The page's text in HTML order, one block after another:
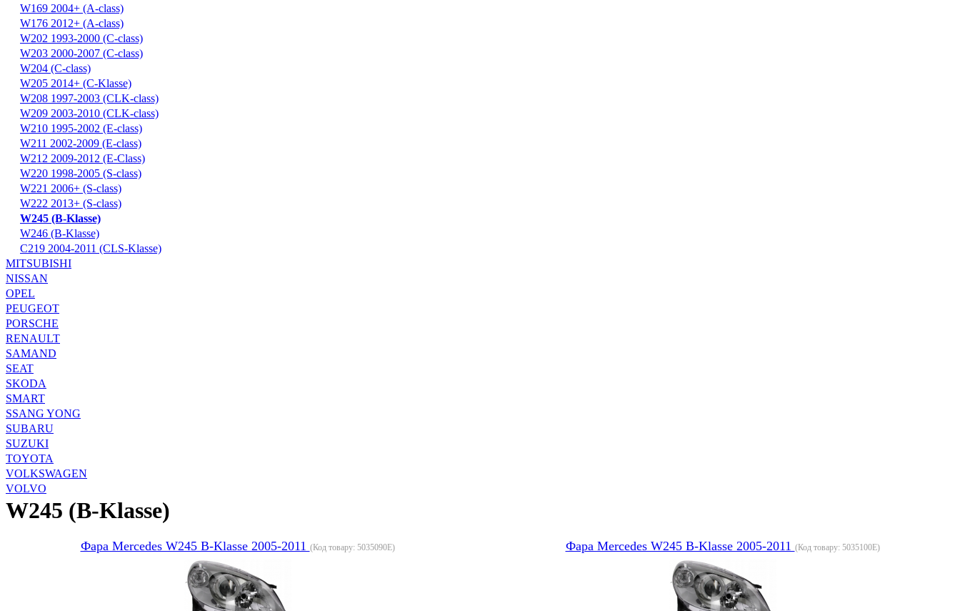
W169 2004+ (A-class)
W176 2012+ (A-class)
W202 1993-2000 (C-class)
W203 2000-2007 (C-class)
W204 (C-class)
W205 2014+ (C-Klasse)
W208 1997-2003 (CLK-class)
W209 2003-2010 (CLK-class)
W210 1995-2002 (E-class)
W211 2002-2009 (E-class)
W212 2009-2012 (E-Class)
W220 1998-2005 (S-class)
W221 2006+ (S-class)
W222 2013+ (S-class)
W245 (B-Klasse)
W246 (B-Klasse)
С219 2004-2011 (CLS-Klasse)
MITSUBISHI
NISSAN
OPEL
PEUGEOT
PORSCHE
RENAULT
SAMAND
SEAT
SKODA
SMART
SSANG YONG
SUBARU
SUZUKI
TOYOTA
VOLKSWAGEN
VOLVO
W245 (B-Klasse)
Фара Mercedes W245 B-Klasse 2005-2011 (Код товару: 5035090E) Фара Mercedes W245 B-Klasse 2005-2011 (Код товару: 5035100E)